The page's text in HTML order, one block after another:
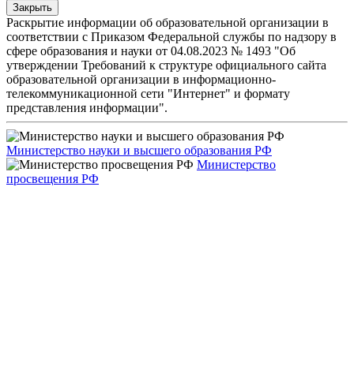
Закрыть
Раскрытие информации об образовательной организации в
соответствии с Приказом Федеральной службы по надзору в
сфере образования и науки от 04.08.2023 № 1493 "Об
утверждении Требований к структуре официального сайта
образовательной организации в информационно-
телекоммуникационной сети "Интернет" и формату
представления информации".
Министерство науки и высшего образования РФ
Министерство
просвещения РФ